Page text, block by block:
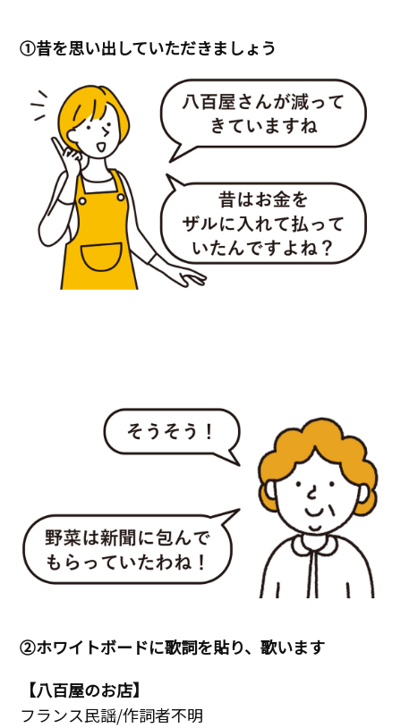
①昔を思い出していただきましょう
②ホワイトボードに歌詞を貼り、歌います
【八百屋のお店】
フランス民謡/作詞者不明